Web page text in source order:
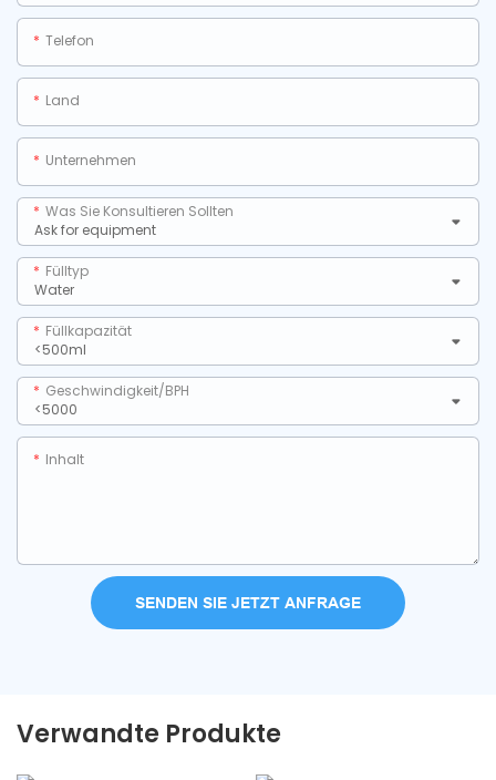
Telefon
Land
Unternehmen
Was Sie Konsultieren Sollten
Fülltyp
Füllkapazität
Geschwindigkeit/BPH
Inhalt
SENDEN SIE JETZT ANFRAGE
Verwandte Produkte